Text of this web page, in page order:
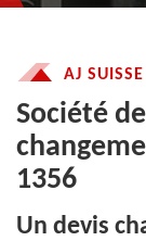
AJ SUISSE
Société
1356
Un devis